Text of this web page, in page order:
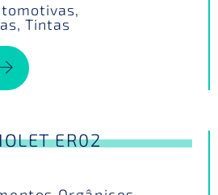
,
, Tintas
ER02